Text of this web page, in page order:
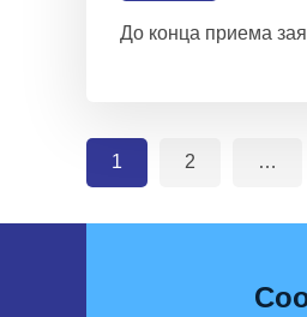
До конца приема
1 2 …